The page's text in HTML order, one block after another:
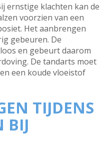
ernstige klachten kan de
voorzien van een
Het aanbrengen
gebeuren. De
en gebeurt daarom
De tandarts moet
een koude vloeistof
TIJDENS
BIJ